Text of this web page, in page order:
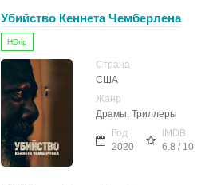
Убийство Кеннета Чемберлена
HDrip
Страна
США
Жанр
Драмы, Триллеры
Год
2020
IMDB
6.8 / 10